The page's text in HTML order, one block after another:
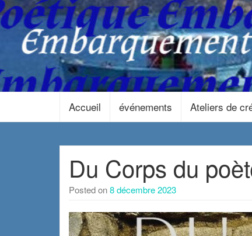
Accueil événements Ateliers de
Du Corps du
Posted on8 décembre 2023